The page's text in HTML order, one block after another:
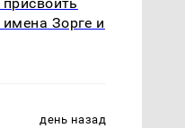
Зорге и
день назад